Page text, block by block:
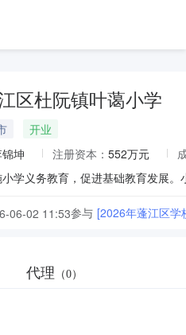
区杜阮镇叶蔼小学
开业
坤 注册资本： 552万元
小学义务教育，促进基础教育发展。
06-02 11:53参与 [2026年蓬江区学
代理 （0）